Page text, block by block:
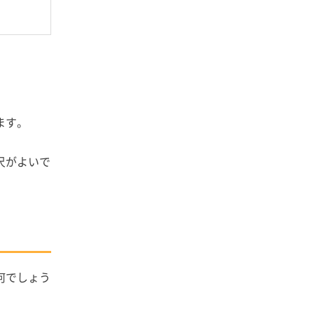
。
がよいで
しょう